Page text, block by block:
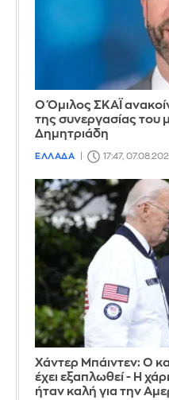
Ο Όμιλος ΣΚΑΪ
της συνεργασίας του
Δημητριάδη
ΕΛΛΑΔΑ 17:47,
Χάντερ Μπάιντεν: Ο
έχει εξαπλωθεί - Η
ήταν καλή για την